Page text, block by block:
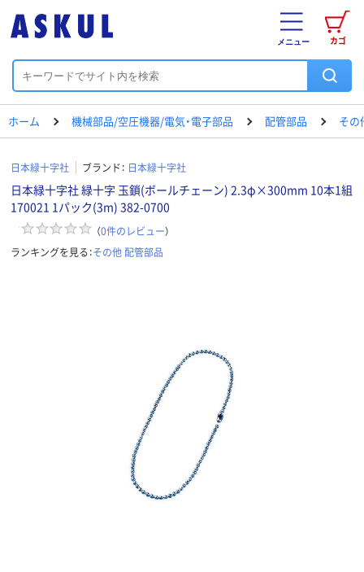
カゴ
メニュー
ホーム 機械部品/空圧機器/電気・電子部品 配管部品 その
日本緑十字社 ブランド： 日本緑十字社
日本緑十字社 緑十字 玉鎖(ボールチェーン) 2.3φ×300mm 10本1組
170021 1パック(3m) 382-0700
（0件のレビュー）
ランキングを見る：その他 配管部品